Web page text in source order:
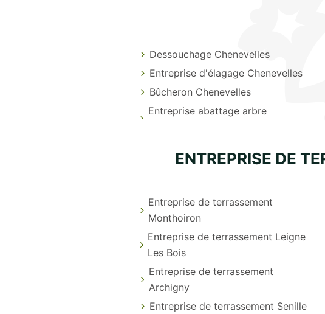
Dessouchage Chenevelles
Entreprise d'élagage Chenevelles
Bûcheron Chenevelles
Entreprise abattage arbre
ENTREPRISE DE
Entreprise de terrassement
Monthoiron
Entreprise de terrassement Leigne
Les Bois
Entreprise de terrassement
Archigny
Entreprise de terrassement Senille